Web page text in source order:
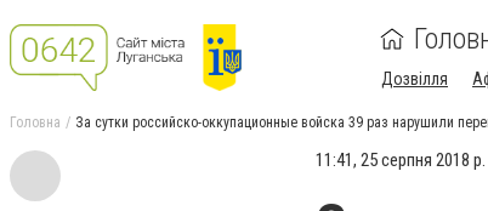
Дозвілля
Головна За сутки российско-оккупационные войска 39 раз нарушили
11:41, 25 серпня 2018 р.